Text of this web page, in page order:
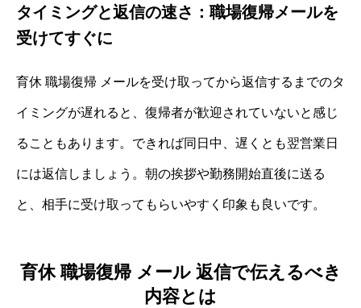
タイミングと返信の速さ：職場復帰メールを
受けてすぐに
育休 職場復帰 メールを受け取ってから返信するまでのタ
イミングが遅れると、復帰者が歓迎されていないと感じ
ることもあります。できれば同日中、遅くとも翌営業日
には返信しましょう。朝の挨拶や勤務開始直後に送る
と、相手に受け取ってもらいやすく印象も良いです。
育休 職場復帰 メール 返信で伝えるべき
内容とは